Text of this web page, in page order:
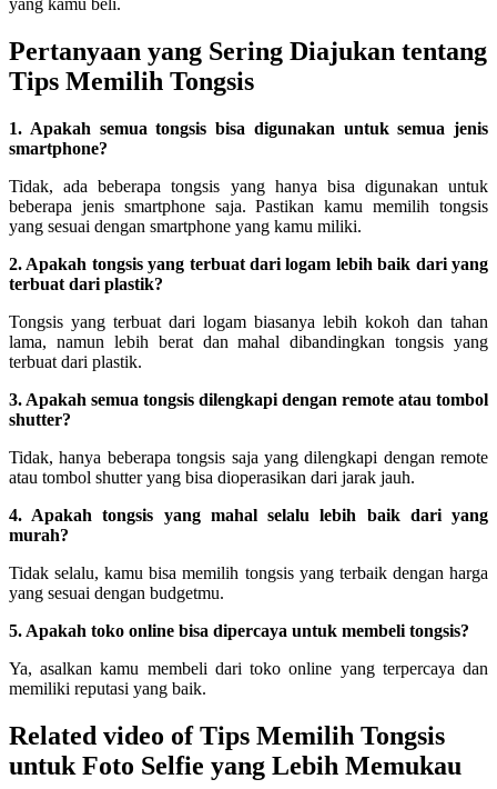
yang kamu beli.
Pertanyaan yang Sering Diajukan tentang
Tips Memilih Tongsis
1. Apakah semua tongsis bisa digunakan untuk semua jenis
smartphone?
Tidak, ada beberapa tongsis yang hanya bisa digunakan untuk
beberapa jenis smartphone saja. Pastikan kamu memilih tongsis
yang sesuai dengan smartphone yang kamu miliki.
2. Apakah tongsis yang terbuat dari logam lebih baik dari yang
terbuat dari plastik?
Tongsis yang terbuat dari logam biasanya lebih kokoh dan tahan
lama, namun lebih berat dan mahal dibandingkan tongsis yang
terbuat dari plastik.
3. Apakah semua tongsis dilengkapi dengan remote atau tombol
shutter?
Tidak, hanya beberapa tongsis saja yang dilengkapi dengan remote
atau tombol shutter yang bisa dioperasikan dari jarak jauh.
4. Apakah tongsis yang mahal selalu lebih baik dari yang
murah?
Tidak selalu, kamu bisa memilih tongsis yang terbaik dengan harga
yang sesuai dengan budgetmu.
5. Apakah toko online bisa dipercaya untuk membeli tongsis?
Ya, asalkan kamu membeli dari toko online yang terpercaya dan
memiliki reputasi yang baik.
Related video of Tips Memilih Tongsis
untuk Foto Selfie yang Lebih Memukau